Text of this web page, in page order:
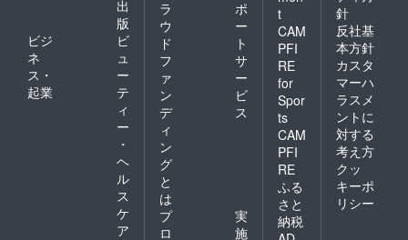
出
版
ビジ
ネ
ス・
起業
ビ
ュ
ー
テ
ィ
ー
・
ヘ
ル
ス
ケ
ア
ラ
ウ
ド
フ
ァ
ン
デ
ィ
ン
グ
と
は
ポ
ー
ト
サ
ー
ビ
ス
プ
ロ
実
施
t
CAM
PFI
RE
for
Spor
ts
CAM
PFI
RE
ふる
さと
納税
針
反社基
本方針
カスタ
マーハ
ラスメ
ントに
対する
考え方
クッ
キーポ
リシー